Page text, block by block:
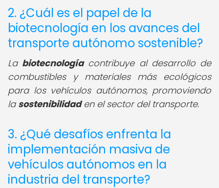
2. ¿Cuál es el papel de la
biotecnología en los avances del
transporte autónomo sostenible?
La biotecnologíacontribuye al desarrollo de
combustibles y materiales más ecológicos
para los vehículos autónomos, promoviendo
la sostenibilidaden el sector del transporte.
3. ¿Qué desafíos enfrenta la
implementación masiva de
vehículos autónomos en la
industria del transporte?